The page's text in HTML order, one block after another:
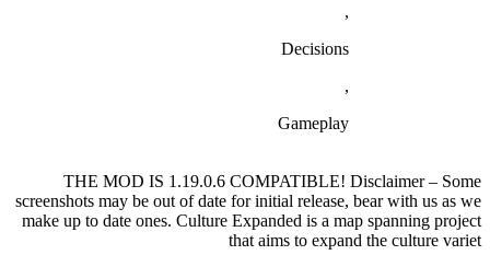
,
Decisions
,
Gameplay
THE MOD IS 1.19.0.6 COMPATIBLE! Disclaimer – Some
screenshots may be out of date for initial release, bear with us as we
make up to date ones. Culture Expanded is a map spanning project
that aims to expand the culture variet